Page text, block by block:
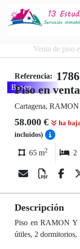
Venta de piso
Banco
Referencia:
1786
Piso en
Cartagena,
58.000 € ha
incluídos)
65 m2 2
Descripción
Piso en RAMON Y
útiles, 2 dormitorios,